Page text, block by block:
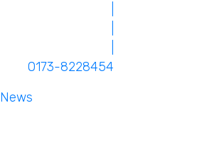
0173-8228454
News